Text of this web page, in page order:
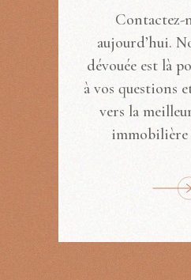
Contactez-
aujourd’hui.
dévouée est là
à vos questions
vers la
immobilière